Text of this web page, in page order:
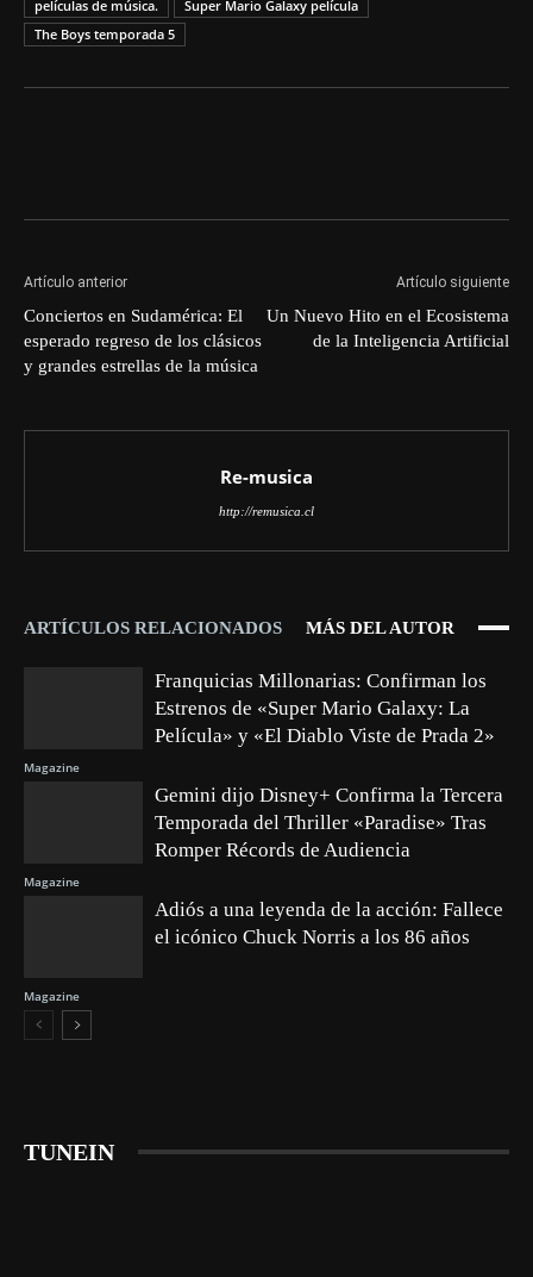
películas de música.
Super Mario Galaxy película
The Boys temporada 5
Artículo anterior
Conciertos en Sudamérica: El
esperado regreso de los clásicos
y grandes estrellas de la música
Artículo siguiente
Un Nuevo Hito en el Ecosistema
de la Inteligencia Artificial
Re-musica
http://remusica.cl
ARTÍCULOS RELACIONADOS MÁS DEL AUTOR
Magazine
Franquicias Millonarias: Confirman los
Estrenos de «Super Mario Galaxy: La
Película» y «El Diablo Viste de Prada 2»
Magazine
Gemini dijo Disney+ Confirma la Tercera
Temporada del Thriller «Paradise» Tras
Romper Récords de Audiencia
Magazine
Adiós a una leyenda de la acción: Fallece
el icónico Chuck Norris a los 86 años
TUNEIN